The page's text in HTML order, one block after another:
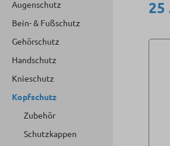
Augenschutz
Bein- & Fußschutz
Gehörschutz
Handschutz
Knieschutz
Kopfschutz
Zubehör
Schutzkappen